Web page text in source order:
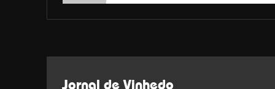
Jornal de Vinhedo